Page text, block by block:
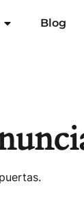
Blog